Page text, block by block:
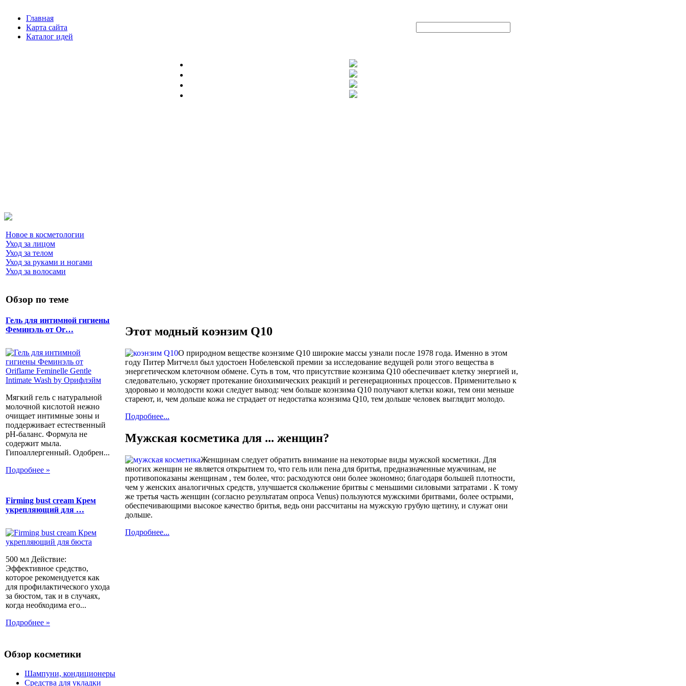
Главная
Карта сайта
Каталог идей
Новое в косметологии
Уход за лицом
Уход за телом
Уход за руками и ногами
Уход за волосами
Обзор по теме
Гель для интимной гигиены
Феминэль от Or…
Мягкий гель с натуральной
молочной кислотой нежно
очищает интимные зоны и
поддерживает естественный
pH-баланс. Формула не
содержит мыла.
Гипоаллергенный. Одобрен...
Подробнее »
Firming bust cream Крем
укрепляющий для …
500 мл Действие:
Эффективное средство,
которое рекомендуется как
для профилактического ухода
за бюстом, так и в случаях,
когда необходима его...
Подробнее »
Этот модный коэнзим Q10
О природном веществе коэнзиме Q10 широкие массы узнали после 1978 года. Именно в этом
году Питер Митчелл был удостоен Нобелевской премии за исследование ведущей роли этого вещества в
энергетическом клеточном обмене. Суть в том, что присутствие коэнзима Q10 обеспечивает клетку энергией и,
следовательно, ускоряет протекание биохимических реакций и регенерационных процессов. Применительно к
здоровью и молодости кожи следует вывод: чем больше коэнзима Q10 получают клетки кожи, тем они меньше
стареют, и, чем дольше кожа не страдает от недостатка коэнзима Q10, тем дольше человек выглядит молодо.
Подробнее...
Мужская косметика для ... женщин?
Женщинам следует обратить внимание на некоторые виды мужской косметики. Для
многих женщин не является открытием то, что гель или пена для бритья, предназначенные мужчинам, не
противопоказаны женщинам , тем более, что: расходуются они более экономно; благодаря большей плотности,
чем у женских аналогичных средств, улучшается скольжение бритвы с меньшими силовыми затратами . К тому
же третья часть женщин (согласно результатам опроса Venus) пользуются мужскими бритвами, более острыми,
обеспечивающими высокое качество бритья, ведь они рассчитаны на мужскую грубую щетину, и служат они
дольше.
Подробнее...
Обзор косметики
Шампуни, кондиционеры
Средства для укладки